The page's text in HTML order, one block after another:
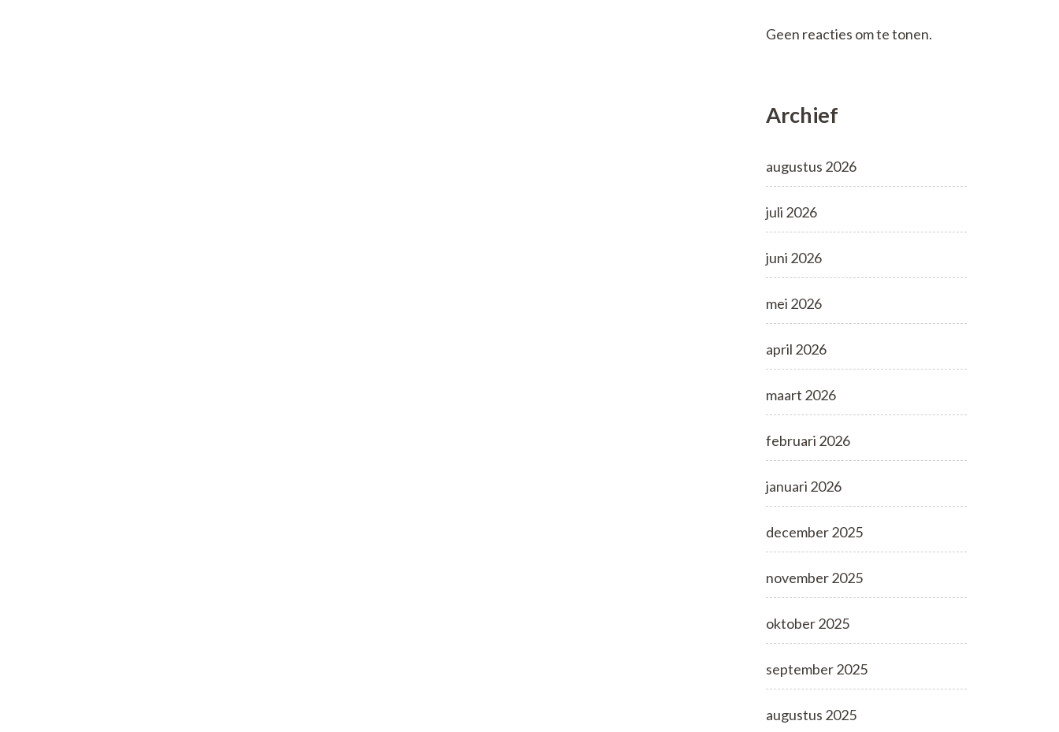
Geen reacties om te tonen.
Archief
augustus 2026
juli 2026
juni 2026
mei 2026
april 2026
maart 2026
februari 2026
januari 2026
december 2025
november 2025
oktober 2025
september 2025
augustus 2025